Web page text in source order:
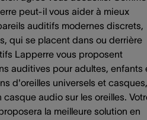
peut-il vous aider à mieux
auditifs modernes discrets,
qui se placent dans ou derrière
Lapperre vous proposent
auditives pour adultes, enfants
d'oreilles universels et casques,
audio sur les oreilles.
la meilleure solution en